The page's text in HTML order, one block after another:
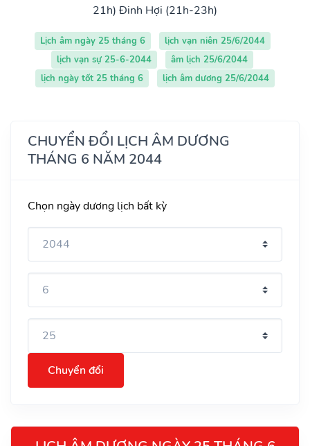
21h) Đinh Hợi (21h-23h)
Lịch âm ngày 25 tháng 6
lịch vạn niên 25/6/2044
lịch vạn sự 25-6-2044
âm lịch 25/6/2044
lịch ngày tốt 25 tháng 6
lịch âm dương 25/6/2044
CHUYỂN ĐỔI LỊCH ÂM DƯƠNG
THÁNG 6 NĂM 2044
Chọn ngày dương lịch bất kỳ
Chuyển đổi